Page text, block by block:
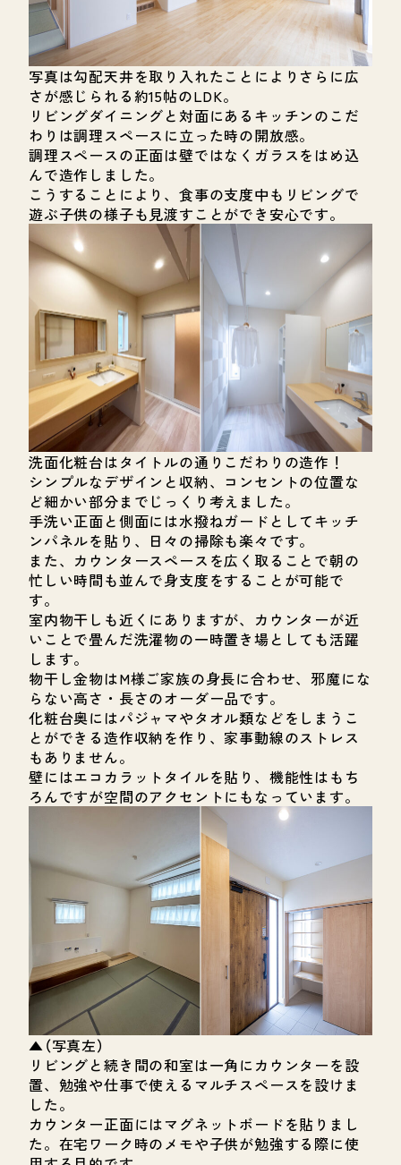
写真は勾配天井を取り入れたことによりさらに広
さが感じられる約15帖のLDK。
リビングダイニングと対面にあるキッチンのこだ
わりは調理スペースに立った時の開放感。
調理スペースの正面は壁ではなくガラスをはめ込
んで造作しました。
こうすることにより、食事の支度中もリビングで
遊ぶ子供の様子も見渡すことができ安心です。
洗面化粧台はタイトルの通りこだわりの造作！
シンプルなデザインと収納、コンセントの位置な
ど細かい部分までじっくり考えました。
手洗い正面と側面には水撥ねガードとしてキッチ
ンパネルを貼り、日々の掃除も楽々です。
また、カウンタースペースを広く取ることで朝の
忙しい時間も並んで身支度をすることが可能で
す。
室内物干しも近くにありますが、カウンターが近
いことで畳んだ洗濯物の一時置き場としても活躍
します。
物干し金物はM様ご家族の身長に合わせ、邪魔にな
らない高さ・長さのオーダー品です。
化粧台奥にはパジャマやタオル類などをしまうこ
とができる造作収納を作り、家事動線のストレス
もありません。
壁にはエコカラットタイルを貼り、機能性はもち
ろんですが空間のアクセントにもなっています。
▲（写真左）
リビングと続き間の和室は一角にカウンターを設
置、勉強や仕事で使えるマルチスペースを設けま
した。
カウンター正面にはマグネットボードを貼りまし
た。在宅ワーク時のメモや子供が勉強する際に使